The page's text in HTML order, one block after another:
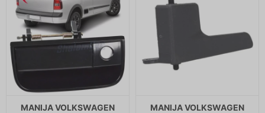
MANIJA VOLKSWAGEN
MANIJA VOLKSWAGEN